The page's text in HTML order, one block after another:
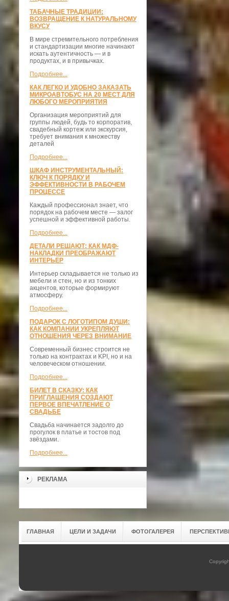
ТАБАЧНЫЕ ТРАДИЦИИ:
ВОЗВРАЩЕНИЕ К НАТУРАЛЬНОМУ
ВКУСУ
В мире стремительного потребления
и стандартизации многие начинают
искать аутентичность — и в
продуктах, и в привычках.
Подробнее...
КАК ЛЕГКО И УДОБНО ЗАКАЗАТЬ
МИКРОАВТОБУС НА 20 МЕСТ ДЛЯ
ЛЮБОГО МЕРОПРИЯТИЯ
Организация мероприятий для
группы людей, будь то корпоратив,
свадебный кортеж или экскурсия,
требует внимания к множеству
деталей
Подробнее...
ШКАФ ИНСТРУМЕНТАЛЬНЫЙ:
КЛЮЧ К ПОРЯДКУ И
ЭФФЕКТИВНОСТИ В РАБОЧЕМ
ПРОЦЕССЕ
Каждый профессионал знает, что
порядок на рабочем месте — залог
успешной и эффективной работы.
Подробнее...
ДЕТАЛИ РЕШАЮТ: КАК МДФ-
НАКЛАДКИ ПРЕОБРАЖАЮТ
ИНТЕРЬЕР
Интерьер складывается не только из
мебели и стен, но и из тонких
акцентов, которые формируют
атмосферу.
Подробнее...
ПОДАРОК С ЛОГОТИПОМ ДУШИ:
КАК КОМПАНИИ УКРЕПЛЯЮТ
ОТНОШЕНИЯ ЧЕРЕЗ ВНИМАНИЕ
Современный бизнес строится не
только на контрактах и KPI, но и на
человеческом отношении.
Подробнее...
БИЛЕТ В СКАЗКУ: КАК
ПРИГЛАШЕНИЯ СОЗДАЮТ
ПЕРВОЕ ВПЕЧАТЛЕНИЕ О
СВАДЬБЕ
Свадьба начинается задолго до
прогулок в платье и тостов под
звёздами.
Подробнее...
РЕКЛАМА
ГЛАВНАЯ ЦЕЛИ И ЗАДАЧИ ФОТОГАЛЕРЕЯ